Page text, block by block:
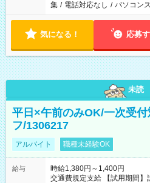
集 / 電話対応なし / パソコン
気になる！ 応募
未読
平日×午前のみOK/一次受付
フ/1306217
アルバイト 職種未経験OK
給与
時給1,380円～1,400円
交通費規定支給 【試